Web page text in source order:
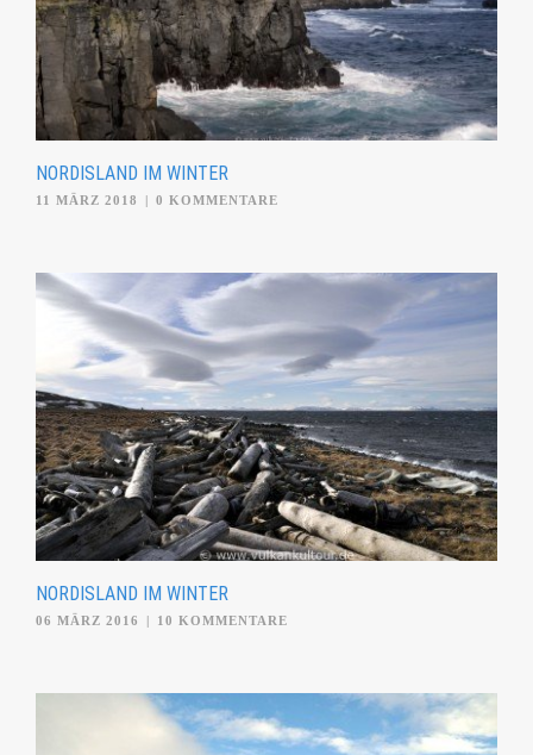
NORDISLAND IM WINTER
11 MÄRZ 2018 | 0 KOMMENTARE
NORDISLAND IM WINTER
06 MÄRZ 2016 10 KOMMENTARE